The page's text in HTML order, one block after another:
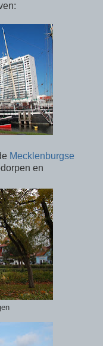
Mecklenburgse
en